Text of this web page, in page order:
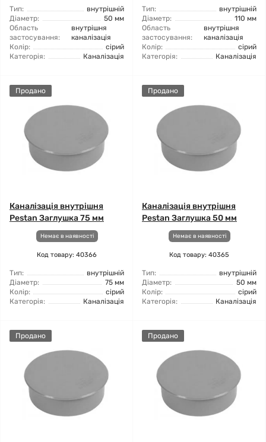
Тип:
внутрішній
Діаметр:
50 мм
Область
застосування:
внутрішня
каналізація
Колір:
сірий
Категорія:
Каналізація
Тип:
внутрішній
Діаметр:
110 мм
Область
застосування:
внутрішня
каналізація
Колір:
сірий
Категорія:
Каналізація
Продано
Каналізація внутрішня
Pestan Заглушка 75 мм
Немає в наявності
Код товару: 40366
Тип:
внутрішній
Діаметр:
75 мм
Колір:
сірий
Категорія:
Каналізація
Продано
Каналізація внутрішня
Pestan Заглушка 50 мм
Немає в наявності
Код товару: 40365
Тип:
внутрішній
Діаметр:
50 мм
Колір:
сірий
Категорія:
Каналізація
Продано Продано